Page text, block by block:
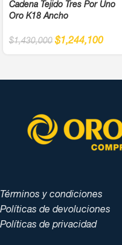
Cadena Tejido Tres Por Uno
Oro K18 Ancho
$1,430,000 $1,244,100
Términos y condiciones
Políticas de devoluciones
Políticas de privacidad